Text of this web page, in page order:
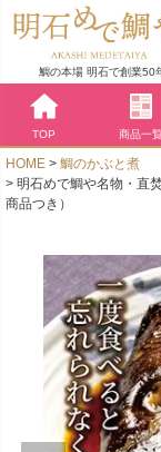
鯛の本場 明石で創業50
TOP 商品一覧
HOME
鯛のかぶと煮
明石めで鯛や名物・直
商品つき）